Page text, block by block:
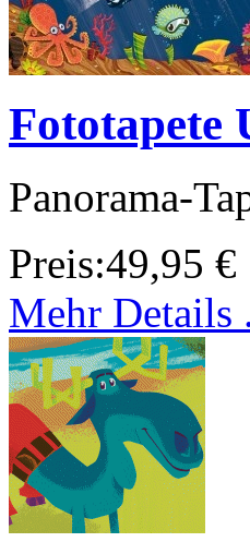
Fototapete
Panorama-
Preis:49,95 €
Mehr Details